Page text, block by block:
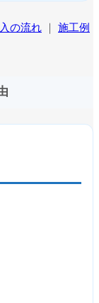
の流れ
施工例